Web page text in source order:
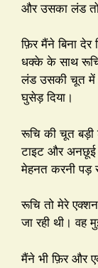
और उसका लंड
फ़िर मैंने बिना
धक्के के साथ
लंड उसकी चूत में
घुसेड़ दिया।
रूचि की चूत बड़ी
टाइट और अनछूई
मेहनत करनी पड़
रूचि तो मेरे
जा रही थी। वह
मैंने भी फ़िर और